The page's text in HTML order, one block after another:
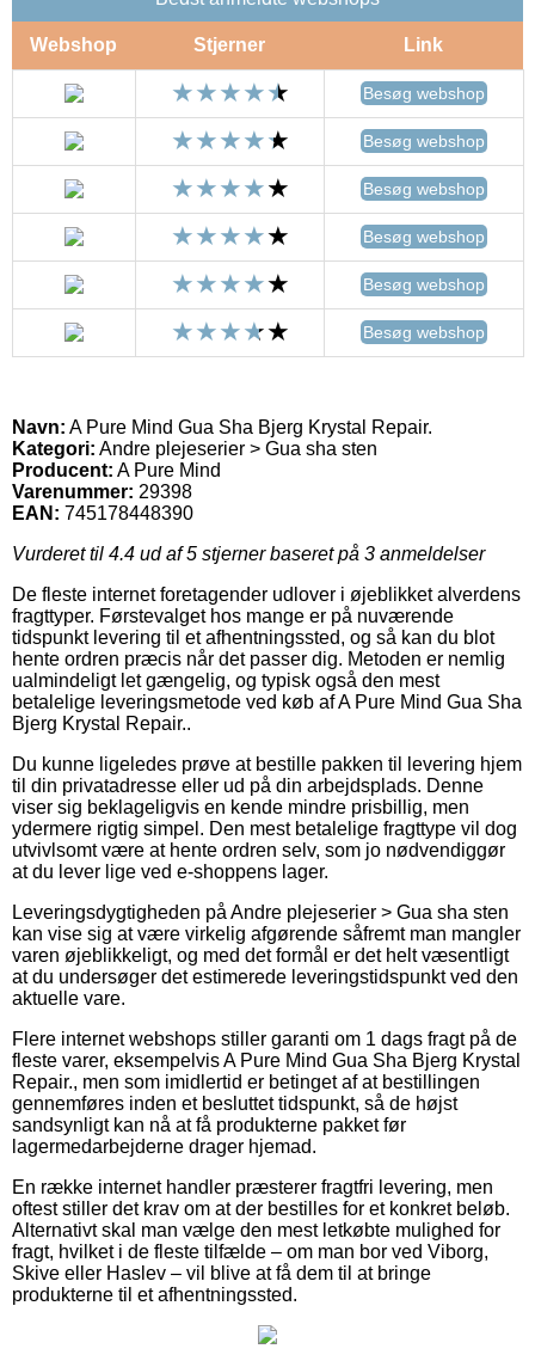
Webshop Stjerner Link
Besøg webshop
Besøg webshop
Besøg webshop
Besøg webshop
Besøg webshop
Besøg webshop
Navn: A Pure Mind Gua Sha Bjerg Krystal Repair.
Kategori: Andre plejeserier > Gua sha sten
Producent: A Pure Mind
Varenummer: 29398
EAN: 745178448390
Vurderet til 4.4 ud af 5 stjerner baseret på 3 anmeldelser
De fleste internet foretagender udlover i øjeblikket alverdens
fragttyper. Førstevalget hos mange er på nuværende
tidspunkt levering til et afhentningssted, og så kan du blot
hente ordren præcis når det passer dig. Metoden er nemlig
ualmindeligt let gængelig, og typisk også den mest
betalelige leveringsmetode ved køb af A Pure Mind Gua Sha
Bjerg Krystal Repair..
Du kunne ligeledes prøve at bestille pakken til levering hjem
til din privatadresse eller ud på din arbejdsplads. Denne
viser sig beklageligvis en kende mindre prisbillig, men
ydermere rigtig simpel. Den mest betalelige fragttype vil dog
utvivlsomt være at hente ordren selv, som jo nødvendiggør
at du lever lige ved e-shoppens lager.
Leveringsdygtigheden på Andre plejeserier > Gua sha sten
kan vise sig at være virkelig afgørende såfremt man mangler
varen øjeblikkeligt, og med det formål er det helt væsentligt
at du undersøger det estimerede leveringstidspunkt ved den
aktuelle vare.
Flere internet webshops stiller garanti om 1 dags fragt på de
fleste varer, eksempelvis A Pure Mind Gua Sha Bjerg Krystal
Repair., men som imidlertid er betinget af at bestillingen
gennemføres inden et besluttet tidspunkt, så de højst
sandsynligt kan nå at få produkterne pakket før
lagermedarbejderne drager hjemad.
En række internet handler præsterer fragtfri levering, men
oftest stiller det krav om at der bestilles for et konkret beløb.
Alternativt skal man vælge den mest letkøbte mulighed for
fragt, hvilket i de fleste tilfælde – om man bor ved Viborg,
Skive eller Haslev – vil blive at få dem til at bringe
produkterne til et afhentningssted.